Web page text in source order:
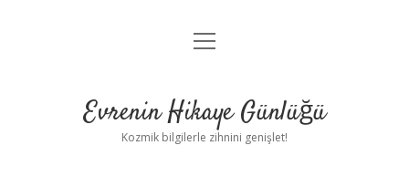
Anasayfa
Yasal Uyarı
menüyü
Evrenin Hikaye Günlüğü
Kozmik bilgilerle zihnini genişlet!